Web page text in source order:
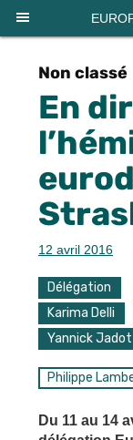
Non classé
En
12 avril 2016
Délégation
Karima Delli
Yannick Jadot
Philippe
Du 11 au 14